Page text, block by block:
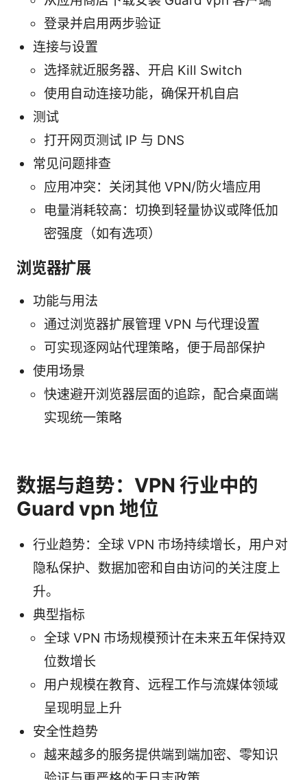
登录并启用两步验证
连接与设置
选择就近服务器、开启 Kill Switch
使用自动连接功能，确保开机自启
测试
打开网页测试 IP 与 DNS
常见问题排查
应用冲突：关闭其他 VPN/防火墙应用
电量消耗较高：切换到轻量协议或降低加
密强度（如有选项）
浏览器扩展
功能与用法
通过浏览器扩展管理 VPN 与代理设置
可实现逐网站代理策略，便于局部保护
使用场景
快速避开浏览器层面的追踪，配合桌面端
实现统一策略
数据与趋势：VPN 行业中的
Guard vpn 地位
行业趋势：全球 VPN 市场持续增长，用户对
隐私保护、数据加密和自由访问的关注度上
升。
典型指标
全球 VPN 市场规模预计在未来五年保持双
位数增长
用户规模在教育、远程工作与流媒体领域
呈现明显上升
安全性趋势
越来越多的服务提供端到端加密、零知识